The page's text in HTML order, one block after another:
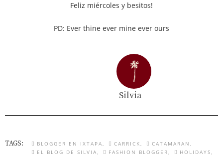
Feliz miércoles y besitos!
PD: Ever thine ever mine ever ours
Silvia
TAGS: BLOGGER EN IXTAPA CARRICK
CATAMARAN
EL BLOG DE SILVIA
FASHION BLOGGER
HOLIDAYS